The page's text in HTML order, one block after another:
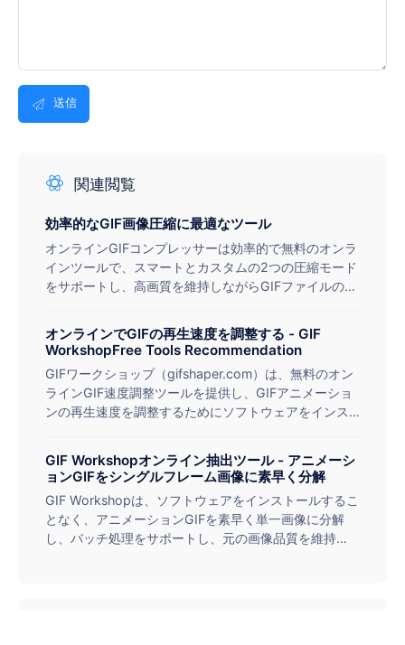
送信
関連閲覧
効率的なGIF画像圧縮に最適なツール
オンラインGIFコンプレッサーは効率的で無料のオンラ
インツールで、スマートとカスタムの2つの圧縮モード
をサポートし、高画質を維持しながらGIFファイルのサ
（最大50枚）や大容量ファイル（最大1024MB）をサ
ポートしており、ソーシャルメディア、ウェブ最適化
などのシナリオに適しています。簡単な操作とワンク
リック圧縮により、読み込み速度と保存効率を向上さ
せます。
オンラインでGIFの再生速度を調整する - GIF
WorkshopFree Tools Recommendation
GIFワークショップ（gifshaper.com）は、無料のオン
ラインGIF速度調整ツールを提供し、GIFアニメーショ
ンの再生速度を調整するためにソフトウェアをインス
GIF Workshopオンライン抽出ツール - アニメーシ
ョンGIFをシングルフレーム画像に素早く分解
GIF Workshopは、ソフトウェアをインストールするこ
となく、アニメーションGIFを素早く単一画像に分解
し、バッチ処理をサポートし、元の画像品質を維持